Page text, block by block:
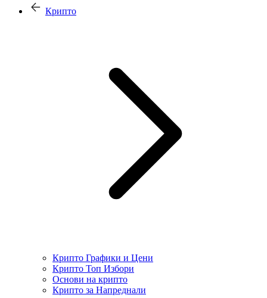
Крипто
Крипто Графики и Цени
Крипто Топ Избори
Основи на крипто
Крипто за Напреднали